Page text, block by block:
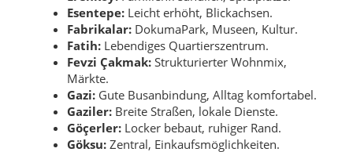
Esentepe: Leicht erhöht, Blickachsen.
Fabrikalar: DokumaPark, Museen, Kultur.
Fatih: Lebendiges Quartierszentrum.
Fevzi Çakmak: Strukturierter Wohnmix,
Märkte.
Gazi: Gute Busanbindung, Alltag komfortabel.
Gaziler: Breite Straßen, lokale Dienste.
Göçerler: Locker bebaut, ruhiger Rand.
Göksu: Zentral, Einkaufsmöglichkeiten.